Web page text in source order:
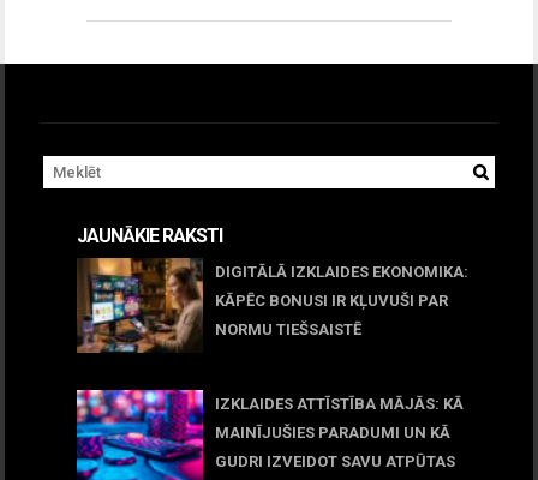
JAUNĀKIE RAKSTI
DIGITĀLĀ IZKLAIDES EKONOMIKA:
KĀPĒC BONUSI IR KĻUVUŠI PAR
NORMU TIEŠSAISTĒ
IZKLAIDES ATTĪSTĪBA MĀJĀS: KĀ
MAINĪJUŠIES PARADUMI UN KĀ
GUDRI IZVEIDOT SAVU ATPŪTAS